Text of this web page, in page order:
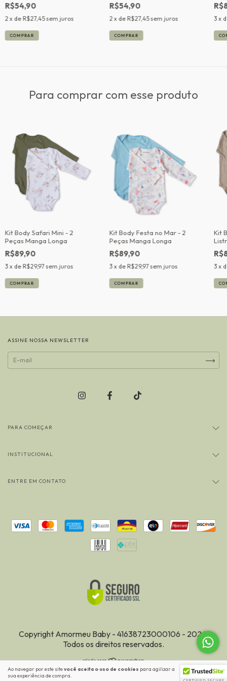
Ao navegar por este sitevocê aceita o uso de cookies para agilizar a
sua experiência de compra.
ENTENDI
R$54,90
2 x de R$27,45sem juros
COMPRAR
R$54,90
2 x de R$27,45sem juros
COMPRAR
3 x
Para comprar com esse produto
Kit Body Safari Mini - 2
Peças Manga Longa
R$89,90
3 x de R$29,97sem juros
COMPRAR
Kit Body Festa no Mar - 2
Peças Manga Longa
R$89,90
3 x de R$29,97sem juros
COMPRAR
Kit
3 x
ASSINE NOSSA NEWSLETTER
PARA COMEÇAR
INSTITUCIONAL
ENTRE EM CONTATO
Copyright Amormeu Baby - 41638723000106 - 2026.
Todos os direitos reservados.